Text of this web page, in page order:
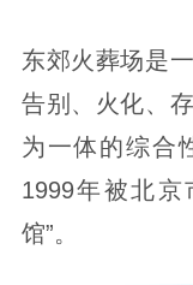
东郊火葬场是
告别、火化、
为一体的综合
1999年被北
馆”。